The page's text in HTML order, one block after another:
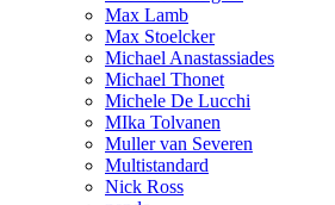
Max Lamb
Max Stoelcker
Michael Anastassiades
Michael Thonet
Michele De Lucchi
MIka Tolvanen
Muller van Severen
Multistandard
Nick Ross